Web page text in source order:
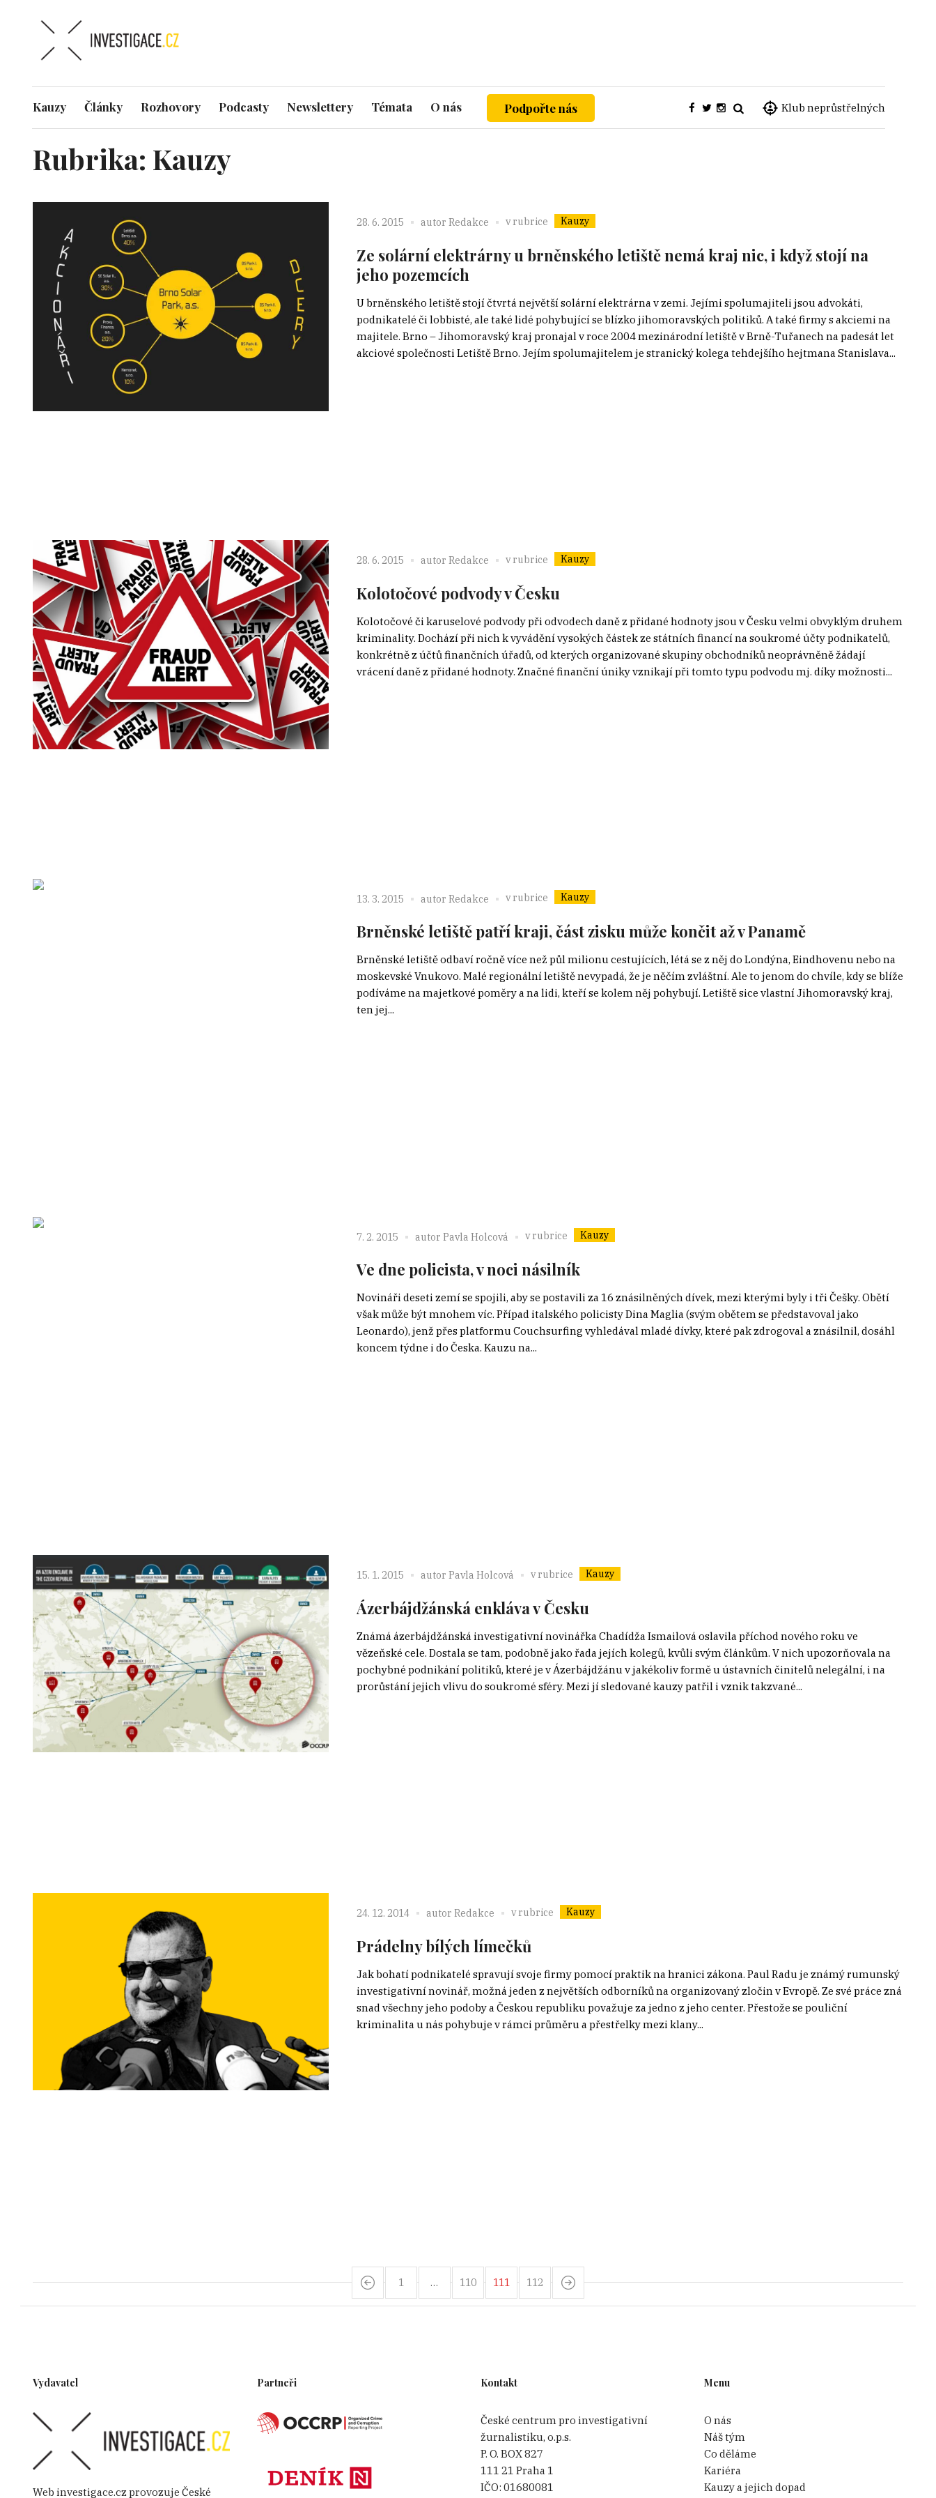
Klub neprůstřelných
Kauzy Články Rozhovory Podcasty Newslettery Témata O nás Podpořte nás
Rubrika: Kauzy
28. 6. 2015 autor Redakce v rubrice Kauzy
Ze solární elektrárny u brněnského letiště nemá kraj nic, i když stojí na
jeho pozemcích
U brněnského letiště stojí čtvrtá největší solární elektrárna v zemi. Jejími spolumajiteli jsou advokáti,
podnikatelé či lobbisté, ale také lidé pohybující se blízko jihomoravských politiků. A také firmy s akciemi na
majitele. Brno – Jihomoravský kraj pronajal v roce 2004 mezinárodní letiště v Brně-Tuřanech na padesát let
akciové společnosti Letiště Brno. Jejím spolumajitelem je stranický kolega tehdejšího hejtmana Stanislava...
28. 6. 2015 autor Redakce v rubrice Kauzy
Kolotočové podvody v Česku
Kolotočové či karuselové podvody při odvodech daně z přidané hodnoty jsou v Česku velmi obvyklým druhem
kriminality. Dochází při nich k vyvádění vysokých částek ze státních financí na soukromé účty podnikatelů,
konkrétně z účtů finančních úřadů, od kterých organizované skupiny obchodníků neoprávněně žádají
vrácení daně z přidané hodnoty. Značné finanční úniky vznikají při tomto typu podvodu mj. díky možnosti...
13. 3. 2015 autor Redakce v rubrice Kauzy
Brněnské letiště patří kraji, část zisku může končit až v Panamě
Brněnské letiště odbaví ročně více než půl milionu cestujících, létá se z něj do Londýna, Eindhovenu nebo na
moskevské Vnukovo. Malé regionální letiště nevypadá, že je něčím zvláštní. Ale to jenom do chvíle, kdy se blíže
podíváme na majetkové poměry a na lidi, kteří se kolem něj pohybují. Letiště sice vlastní Jihomoravský kraj,
ten jej...
7. 2. 2015 autor Pavla Holcová v rubrice Kauzy
Ve dne policista, v noci násilník
Novináři deseti zemí se spojili, aby se postavili za 16 znásilněných dívek, mezi kterými byly i tři Češky. Obětí
však může být mnohem víc. Případ italského policisty Dina Maglia (svým obětem se představoval jako
Leonardo), jenž přes platformu Couchsurfing vyhledával mladé dívky, které pak zdrogoval a znásilnil, dosáhl
koncem týdne i do Česka. Kauzu na...
15. 1. 2015 autor Pavla Holcová v rubrice Kauzy
Ázerbájdžánská enkláva v Česku
Známá ázerbájdžánská investigativní novinářka Chadídža Ismailová oslavila příchod nového roku ve
vězeňské cele. Dostala se tam, podobně jako řada jejích kolegů, kvůli svým článkům. V nich upozorňovala na
pochybné podnikání politiků, které je v Ázerbájdžánu v jakékoliv formě u ústavních činitelů nelegální, i na
prorůstání jejich vlivu do soukromé sféry. Mezi jí sledované kauzy patřil i vznik takzvané...
24. 12. 2014 autor Redakce v rubrice Kauzy
Prádelny bílých límečků
Jak bohatí podnikatelé spravují svoje firmy pomocí praktik na hranici zákona. Paul Radu je známý rumunský
investigativní novinář, možná jeden z největších odborníků na organizovaný zločin v Evropě. Ze své práce zná
snad všechny jeho podoby a Českou republiku považuje za jedno z jeho center. Přestože se pouliční
kriminalita u nás pohybuje v rámci průměru a přestřelky mezi klany...
1 … 110 111 112
Vydavatel
Web investigace.cz provozuje České
Partneři Kontakt
České centrum pro investigativní
žurnalistiku, o.p.s.
P. O. BOX 827
111 21 Praha 1
IČO: 01680081
Menu
O nás
Náš tým
Co děláme
Kariéra
Kauzy a jejich dopad